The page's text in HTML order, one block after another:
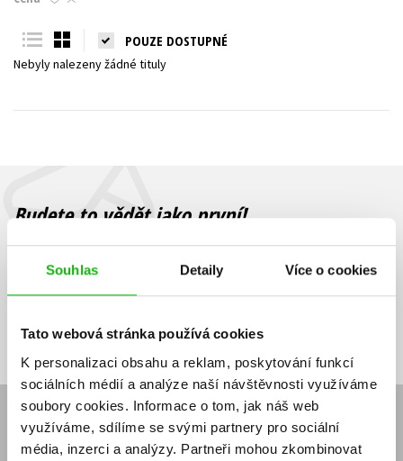
Souhlas Detaily Více o cookies
Tato webová stránka používá cookies
K personalizaci obsahu a reklam, poskytování funkcí
sociálních médií a analýze naší návštěvnosti využíváme
soubory cookies. Informace o tom, jak náš web
využíváme, sdílíme se svými partnery pro sociální
média, inzerci a analýzy. Partneři mohou zkombinovat
Young adult (SK)
Všechny tituly
POUZE DOSTUPNÉ
Nebyly nalezeny žádné tituly
Budete to vědět jako první!
Zajímá Vás, jaký knižní hit právě vychází, na jaké zboží je výhodná
sleva, jaká běží soutěž o ceny? Přihlášením k odběru našich e-
souhlasíte se zpracováním osobních údajů
mailová
adresa
mailová
adresa
Vaše e-mailová adresa Přihlásit se
E-SHOP
Aktuality
Knižní novinky